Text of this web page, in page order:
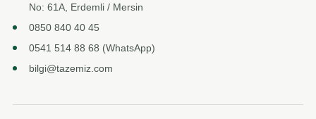
No: 61A, Erdemli / Mersin
0850 840 40 45
0541 514 88 68 (WhatsApp)
bilgi@tazemiz.com